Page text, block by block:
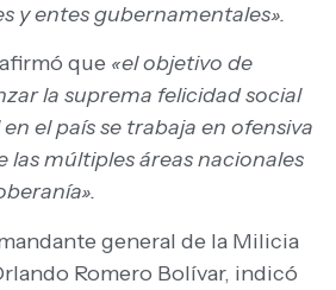
y entes gubernamentales».
que «el objetivo de
la suprema felicidad social
el país se trabaja en ofensiva
las múltiples áreas nacionales
general de la Milicia
Romero Bolívar, indicó